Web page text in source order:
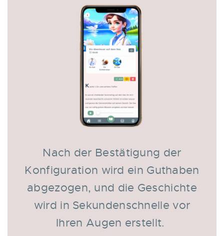
Nach der Bestätigung der
Konfiguration wird ein Guthaben
abgezogen, und die Geschichte
wird in Sekundenschnelle vor
Ihren Augen erstellt.